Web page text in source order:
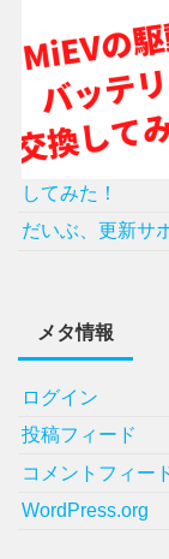
してみた！
だいぶ、更新サ
メタ情報
ログイン
投稿フィード
コメントフィー
WordPress.org